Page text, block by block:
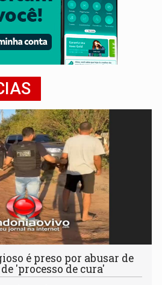
é preso por abusar de
'processo de cura'